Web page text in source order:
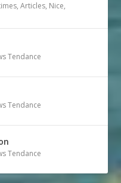
,Articles, Nice,
Tendance
Tendance
Tendance